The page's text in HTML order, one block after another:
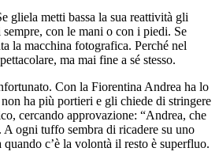
gliela metti bassa la sua reattività gli
con le mani o con i piedi. Se
la macchina fotografica. Perché nel
ma mai fine a sé stesso.
Con la Fiorentina Andrea ha lo
non ha più portieri e gli chiede di stringere
cercando approvazione: “Andrea, che
A ogni tuffo sembra di ricadere su uno
c’è la volontà il resto è superfluo.